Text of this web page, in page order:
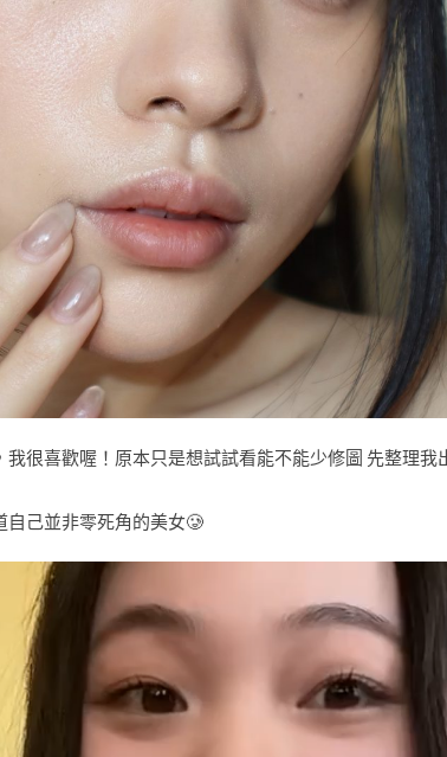
很喜歡喔！原本只是想試試看能不能少修圖 先整理我
自己並非零死角的美女🥲